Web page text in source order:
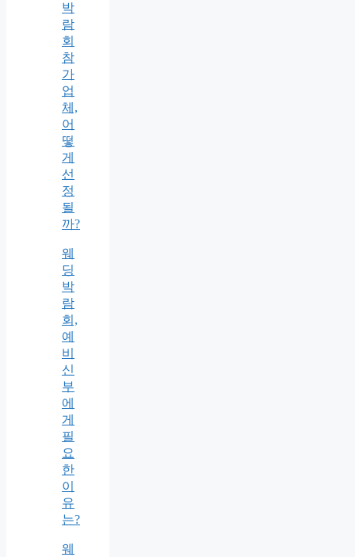
박
람
회
참
가
업
체,
어
떻
게
선
정
될
까?
웨
딩
박
람
회,
예
비
신
부
에
게
필
요
한
이
유
는?
웨